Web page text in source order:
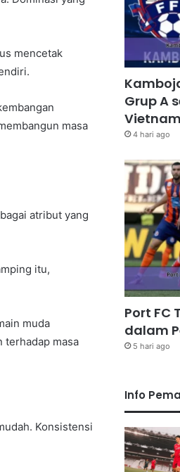
mencetak
masa
atribut yang
itu,
muda
terhadap masa
Konsistensi
Grup A
Vietnam
4 hari ago
Port FC
dalam
5 hari ago
Info